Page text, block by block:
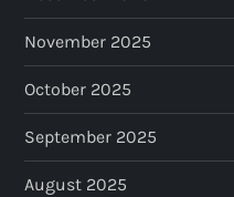
November 2025
October 2025
September 2025
August 2025